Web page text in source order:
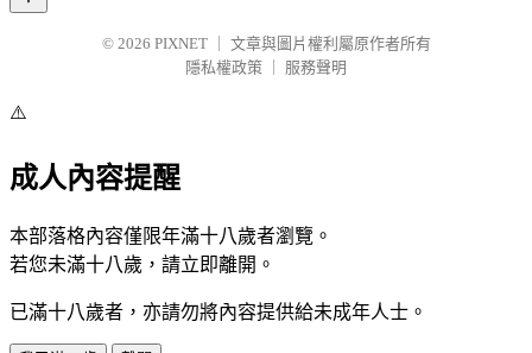
© 2026 PIXNET
文章與圖片權利屬原作者所有
隱私權政策
服務聲明
⚠️
成人內容提醒
本部落格內容僅限年滿十八歲者瀏覽。
若您未滿十八歲，請立即離開。
已滿十八歲者，亦請勿將內容提供給未成年人士。